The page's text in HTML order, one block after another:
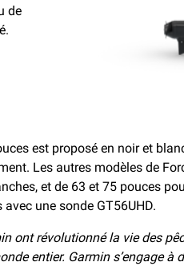
de
est proposé en noir et
Les autres modèles de
et de 63 et 75 pouces
une sonde GT56UHD.
ont révolutionné la vie des
entier. Garmin s’engage à